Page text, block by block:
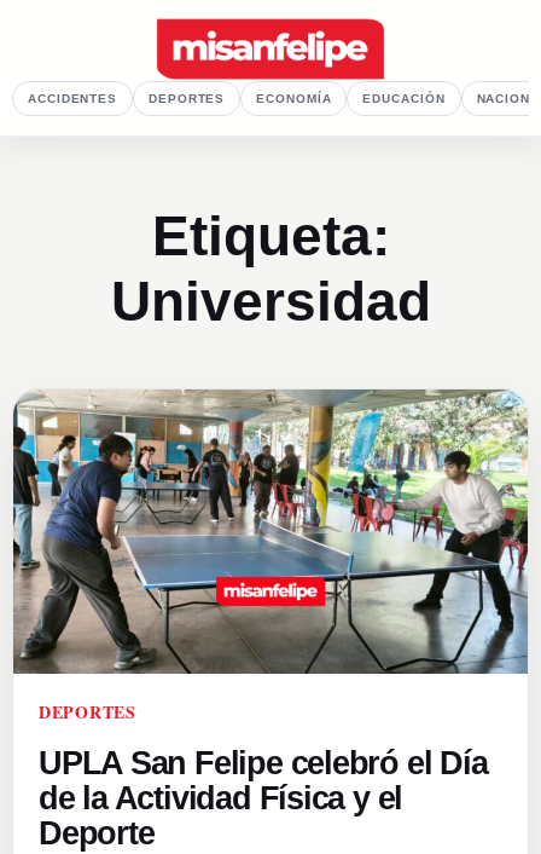
ACCIDENTES DEPORTES ECONOMÍA EDUCACIÓN
Etiqueta:
Universidad
DEPORTES
UPLA San Felipe celebró el Día
de la Actividad Física y el
Deporte